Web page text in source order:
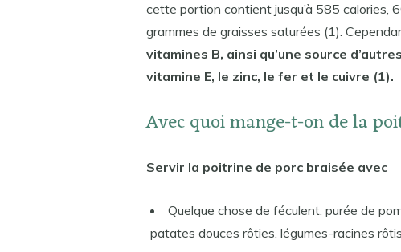
cette portion contient jusqu’à 585 calories,
grammes de graisses saturées (1).
vitamines B, ainsi qu’une source
vitamine E, le zinc, le fer et le cuivre (1).
Avec quoi mange-t-on de la
Servir la poitrine de porc braisée avec
Quelque chose de féculent. purée de
patates douces rôties. légumes-racines